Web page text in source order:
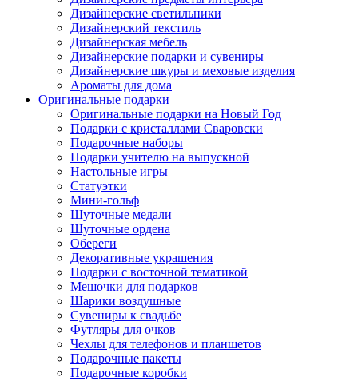
Дизайнерские светильники
Дизайнерский текстиль
Дизайнерская мебель
Дизайнерские подарки и сувениры
Дизайнерские шкуры и меховые изделия
Ароматы для дома
Оригинальные подарки
Оригинальные подарки на Новый Год
Подарки с кристаллами Сваровски
Подарочные наборы
Подарки учителю на выпускной
Настольные игры
Статуэтки
Мини-гольф
Шуточные медали
Шуточные ордена
Обереги
Декоративные украшения
Подарки с восточной тематикой
Мешочки для подарков
Шарики воздушные
Сувениры к свадьбе
Футляры для очков
Чехлы для телефонов и планшетов
Подарочные пакеты
Подарочные коробки